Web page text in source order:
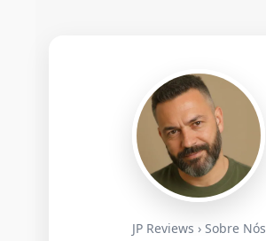
JP Reviews › Sobre Nós